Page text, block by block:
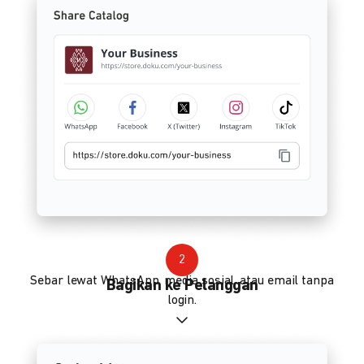
2
Bagikan ke Pelanggan
Sebar lewat WhatsApp, media sosial, atau email tanpa
login.